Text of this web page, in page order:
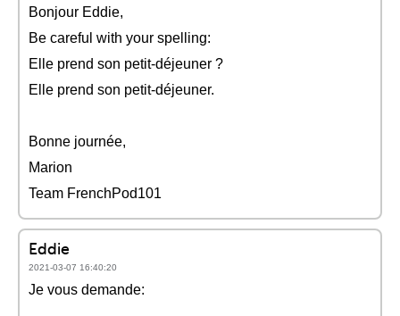
Bonjour Eddie,
Be careful with your spelling:
Elle prend son petit-déjeuner ?
Elle prend son petit-déjeuner.
Bonne journée,
Marion
Team FrenchPod101
Eddie
2021-03-07 16:40:20
Je vous demande: